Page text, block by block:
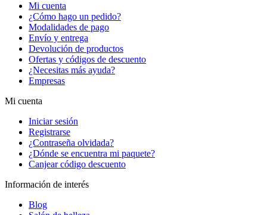
Mi cuenta
¿Cómo hago un pedido?
Modalidades de pago
Envío y entrega
Devolución de productos
Ofertas y códigos de descuento
¿Necesitas más ayuda?
Empresas
Mi cuenta
Iniciar sesión
Registrarse
¿Contraseña olvidada?
¿Dónde se encuentra mi paquete?
Canjear código descuento
Información de interés
Blog